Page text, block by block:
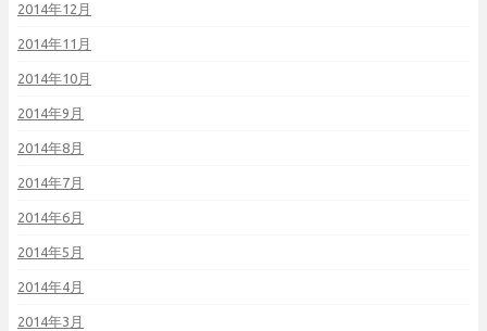
2014年12月
2014年11月
2014年10月
2014年9月
2014年8月
2014年7月
2014年6月
2014年5月
2014年4月
2014年3月